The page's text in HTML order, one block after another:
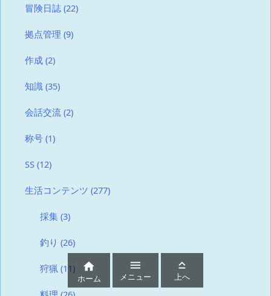
冒険日誌 (22)
拠点管理 (9)
作成 (2)
知識 (35)
会話交流 (2)
称号 (1)
SS (12)
生活コンテンツ (277)
採集 (3)
釣り (26)
狩猟 (11) 
ホーム

メニュー

上へ